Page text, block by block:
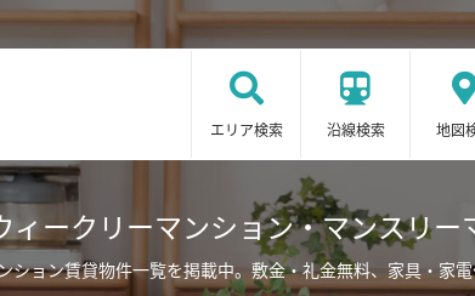
エリア検索 沿線検索 地図
ークリーマンション・マンスリー
ョン賃貸物件一覧を掲載中。敷金・礼金無料、家具・家